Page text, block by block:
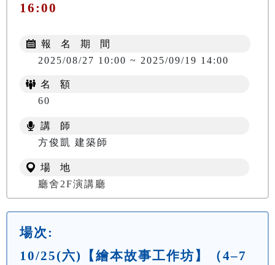
16:00
報 名 期 間
2025/08/27 10:00 ~ 2025/09/19 14:00
名 額
60
講 師
方俊凱 建築師
場 地
廳舍2F演講廳
場次:
10/25(六)【繪本故事工作坊】（4–7